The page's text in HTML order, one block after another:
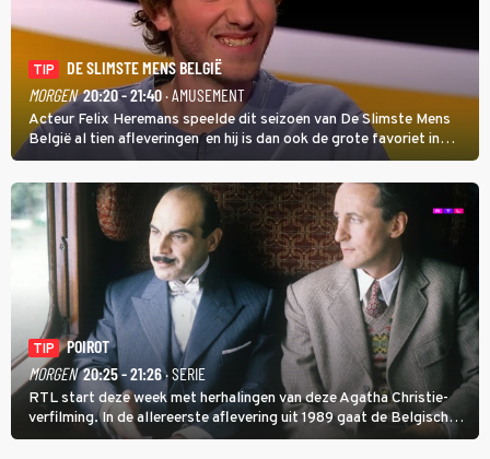
TIP
DE SLIMSTE MENS BELGIË
MORGEN 20:20 - 21:40· AMUSEMENT
Acteur Felix Heremans speelde dit seizoen van De Slimste Mens
België al tien afleveringen en hij is dan ook de grote favoriet in
deze seizoensfinale. En er is Nederlandse inbreng, want komiek
Soundos El Ahmadi neemt plaats aan de jurytafel.
TIP
POIROT
MORGEN 20:25 - 21:26· SERIE
RTL start deze week met herhalingen van deze Agatha Christie-
verfilming. In de allereerste aflevering uit 1989 gaat de Belgische
speurder op zoek naar een vermiste kok. Poirot raakt al snel